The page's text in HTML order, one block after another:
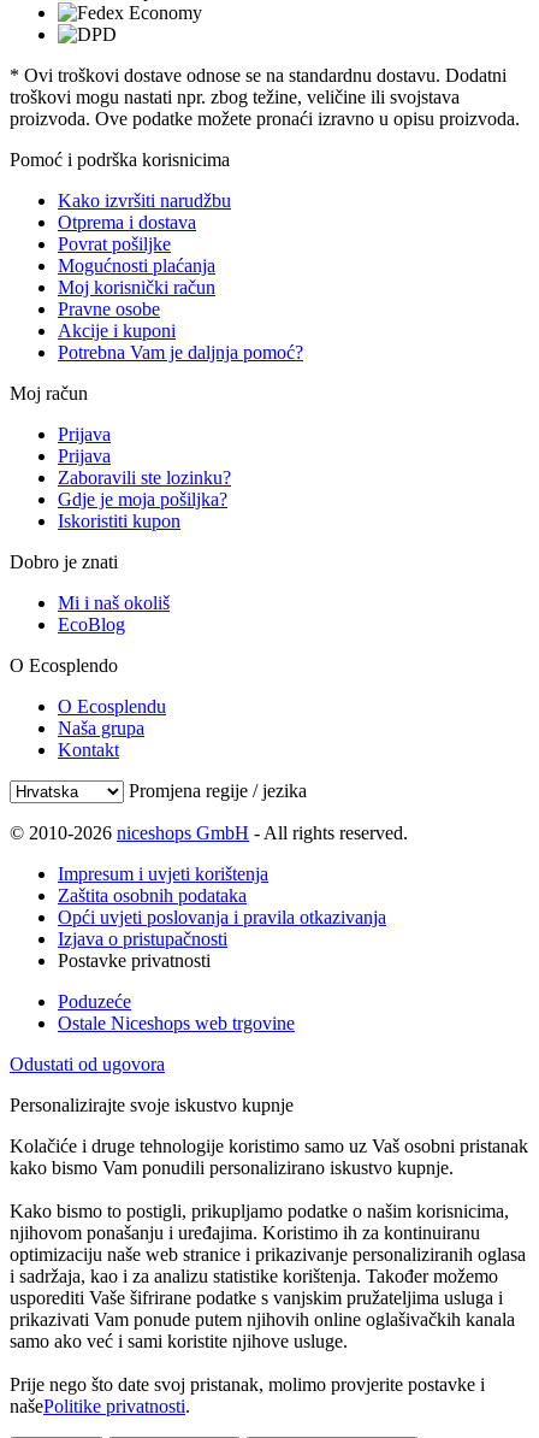
* Ovi troškovi dostave odnose se na standardnu ​​dostavu. Dodatni
troškovi mogu nastati npr. zbog težine, veličine ili svojstava
proizvoda. Ove podatke možete pronaći izravno u opisu proizvoda.
Pomoć i podrška korisnicima
Kako izvršiti narudžbu
Otprema i dostava
Povrat pošiljke
Mogućnosti plaćanja
Moj korisnički račun
Pravne osobe
Akcije i kuponi
Potrebna Vam je daljnja pomoć?
Moj račun
Prijava
Prijava
Zaboravili ste lozinku?
Gdje je moja pošiljka?
Iskoristiti kupon
Dobro je znati
Mi i naš okoliš
EcoBlog
O Ecosplendo
O Ecosplendu
Naša grupa
Kontakt
Promjena regije / jezika
© 2010-2026 niceshops GmbH - All rights reserved.
Impresum i uvjeti korištenja
Zaštita osobnih podataka
Opći uvjeti poslovanja i pravila otkazivanja
Izjava o pristupačnosti
Postavke privatnosti
Poduzeće
Ostale Niceshops web trgovine
Odustati od ugovora
Personalizirajte svoje iskustvo kupnje
Kolačiće i druge tehnologije koristimo samo uz Vaš osobni pristanak
kako bismo Vam ponudili personalizirano iskustvo kupnje.
Kako bismo to postigli, prikupljamo podatke o našim korisnicima,
njihovom ponašanju i uređajima. Koristimo ih za kontinuiranu
optimizaciju naše web stranice i prikazivanje personaliziranih oglasa
i sadržaja, kao i za analizu statistike korištenja. Također možemo
usporediti Vaše šifrirane podatke s vanjskim pružateljima usluga i
prikazivati Vam ponude putem njihovih online oglašivačkih kanala
samo ako već i sami koristite njihove usluge.
Prije nego što date svoj pristanak, molimo provjerite postavke i
našePolitike privatnosti.